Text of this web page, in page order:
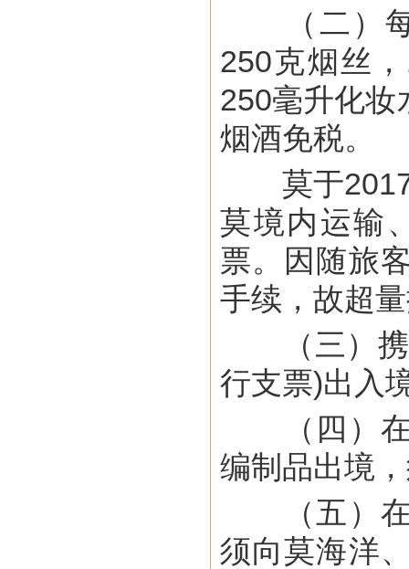
（二）每
250克烟丝
250毫升化妆
烟酒免税。
莫于2017
莫境内运输
票。因随旅
手续，故超
（三）携
行支票)出入
（四）在
编制品出境
（五）在
须向莫海洋